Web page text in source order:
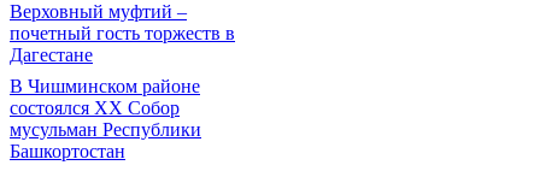
Верховный муфтий –
почетный гость торжеств в
Дагестане
В Чишминском районе
состоялся XX Собор
мусульман Республики
Башкортостан